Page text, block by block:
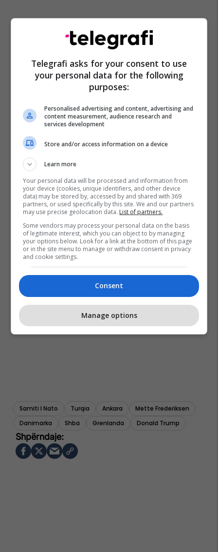
Samiti I Nato Turqia Ankara
Mette Frederiksen
Danimarka
Shba Grenlanda Donald Trump
Telegrafi asks for your consent to use
your personal data for the following
purposes:
Personalised advertising and content, advertising and
content measurement, audience research and
services development
Store and/or access information on a device
Learn more
Your personal data will be processed and information from
your device (cookies, unique identifiers, and other device
data) may be stored by, accessed by and shared with 369
partners, or used specifically by this site. We and our partners
may use precise geolocation data. List of partners.
Some vendors may process your personal data on the basis
of legitimate interest, which you can object to by managing
your options below. Look for a link at the bottom of this page
or in the site menu to manage or withdraw consent in privacy
and cookie settings.
Consent
Manage options